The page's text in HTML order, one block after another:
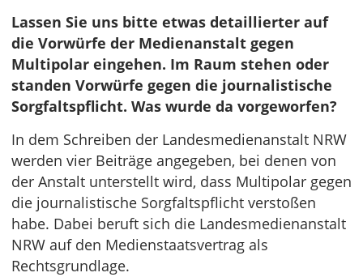
Lassen Sie uns bitte etwas detaillierter auf
die Vorwürfe der Medienanstalt gegen
Multipolar eingehen. Im Raum stehen oder
standen Vorwürfe gegen die journalistische
Sorgfaltspflicht. Was wurde da vorgeworfen?
In dem Schreiben der Landesmedienanstalt NRW
werden vier Beiträge angegeben, bei denen von
der Anstalt unterstellt wird, dass Multipolar gegen
die journalistische Sorgfaltspflicht verstoßen
habe. Dabei beruft sich die Landesmedienanstalt
NRW auf den Medienstaatsvertrag als
Rechtsgrundlage.